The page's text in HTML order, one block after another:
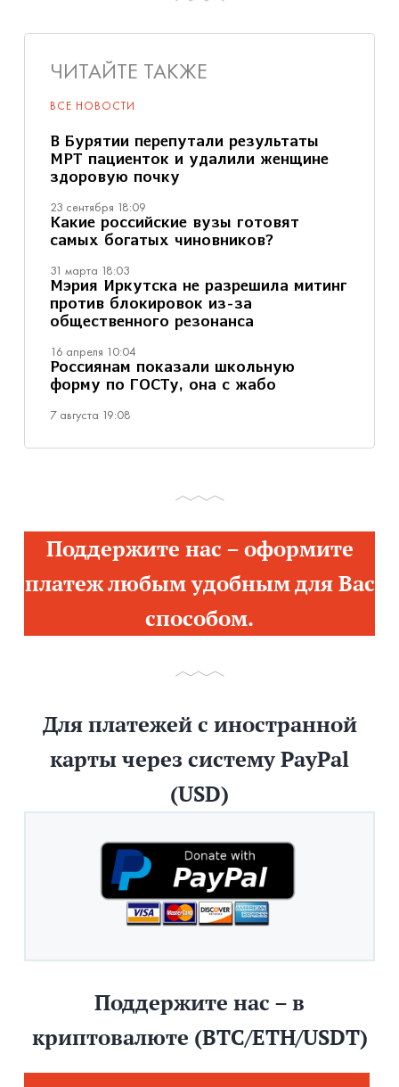
ЧИТАЙТЕ ТАКЖЕ
ВСЕ НОВОСТИ
В Бурятии перепутали результаты
МРТ пациенток и удалили женщине
здоровую почку
23 сентября 18:09
Какие российские вузы готовят
самых богатых чиновников?
31 марта 18:03
Мэрия Иркутска не разрешила митинг
против блокировок из-за
общественного резонанса
16 апреля 10:04
Россиянам показали школьную
форму по ГОСТу, она с жабо
7 августа 19:08
Поддержите нас – оформите
платеж любым удобным для Вас
способом.
Для платежей с иностранной
карты через систему PayPal
(USD)
Поддержите нас – в
криптовалюте (BTC/ETH/USDT)